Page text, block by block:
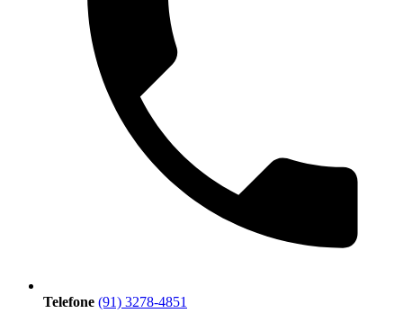
Telefone (91) 3278-4851